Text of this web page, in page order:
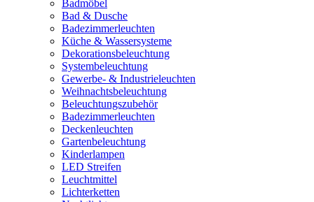
Badmöbel
Bad & Dusche
Badezimmerleuchten
Küche & Wassersysteme
Dekorationsbeleuchtung
Systembeleuchtung
Gewerbe- & Industrieleuchten
Weihnachtsbeleuchtung
Beleuchtungszubehör
Badezimmerleuchten
Deckenleuchten
Gartenbeleuchtung
Kinderlampen
LED Streifen
Leuchtmittel
Lichterketten